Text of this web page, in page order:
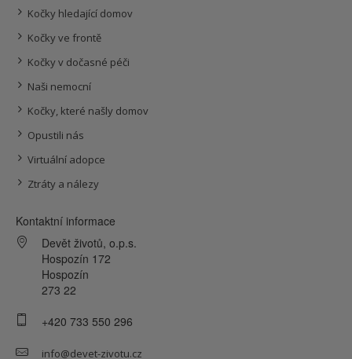
Kočky hledající domov
Kočky ve frontě
Kočky v dočasné péči
Naši nemocní
Kočky, které našly domov
Opustili nás
Virtuální adopce
Ztráty a nálezy
Kontaktní informace
Devět životů, o.p.s.
Hospozín 172
Hospozín
273 22
+420 733 550 296
info@devet-zivotu.cz